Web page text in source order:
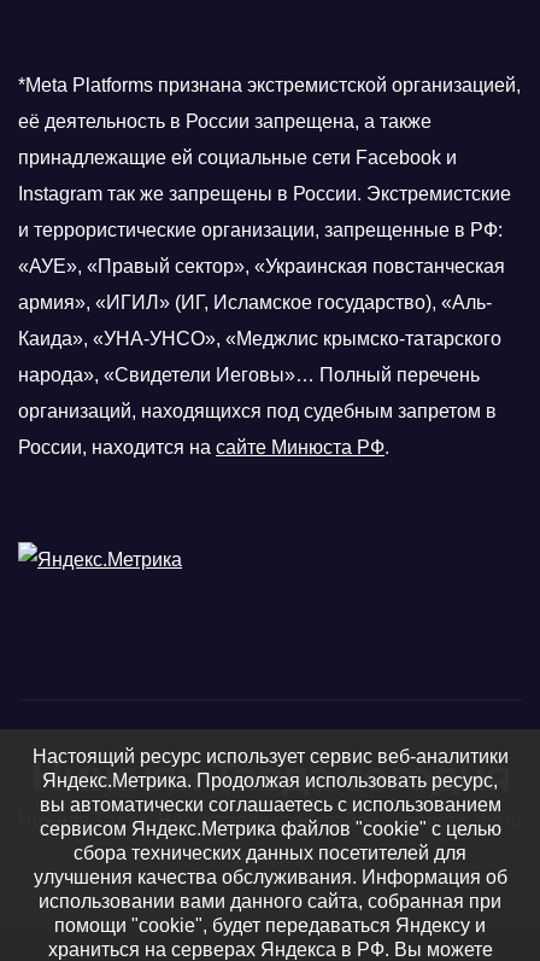
*Meta Platforms признана экстремистской организацией,
её деятельность в России запрещена, а также
принадлежащие ей социальные сети Facebook и
Instagram так же запрещены в России. Экстремистские
и террористические организации, запрещенные в РФ:
«АУЕ», «Правый сектор», «Украинская повстанческая
армия», «ИГИЛ» (ИГ, Исламское государство), «Аль-
Каида», «УНА-УНСО», «Меджлис крымско-татарского
народа», «Свидетели Иеговы»… Полный перечень
организаций, находящихся под судебным запретом в
России, находится на сайте Минюста РФ.
Нижняя Тавда сегодня
Нижняя Тавда, Нижнетавдинский район - новости, фото
и видео
Настоящий ресурс использует сервис веб-аналитики
Яндекс.Метрика. Продолжая использовать ресурс,
вы автоматически соглашаетесь с использованием
сервисом Яндекс.Метрика файлов "cookie" с целью
сбора технических данных посетителей для
улучшения качества обслуживания. Информация об
использовании вами данного сайта, собранная при
помощи "cookie", будет передаваться Яндексу и
храниться на серверах Яндекса в РФ. Вы можете